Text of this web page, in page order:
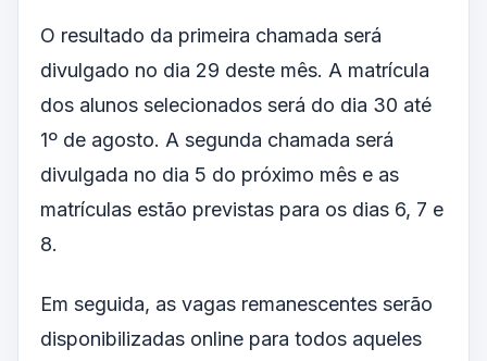
O resultado da primeira chamada será
divulgado no dia 29 deste mês. A matrícula
dos alunos selecionados será do dia 30 até
1º de agosto. A segunda chamada será
divulgada no dia 5 do próximo mês e as
matrículas estão previstas para os dias 6, 7 e
8.
Em seguida, as vagas remanescentes serão
disponibilizadas online para todos aqueles